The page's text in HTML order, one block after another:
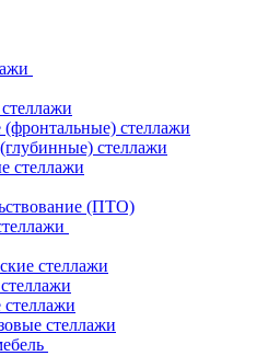
стеллажи
стеллажи
стеллажи
(ПТО)
стеллажи
стеллажи